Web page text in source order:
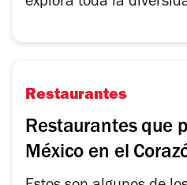
explora toda la
Restaurantes
Restaurantes que
México en el